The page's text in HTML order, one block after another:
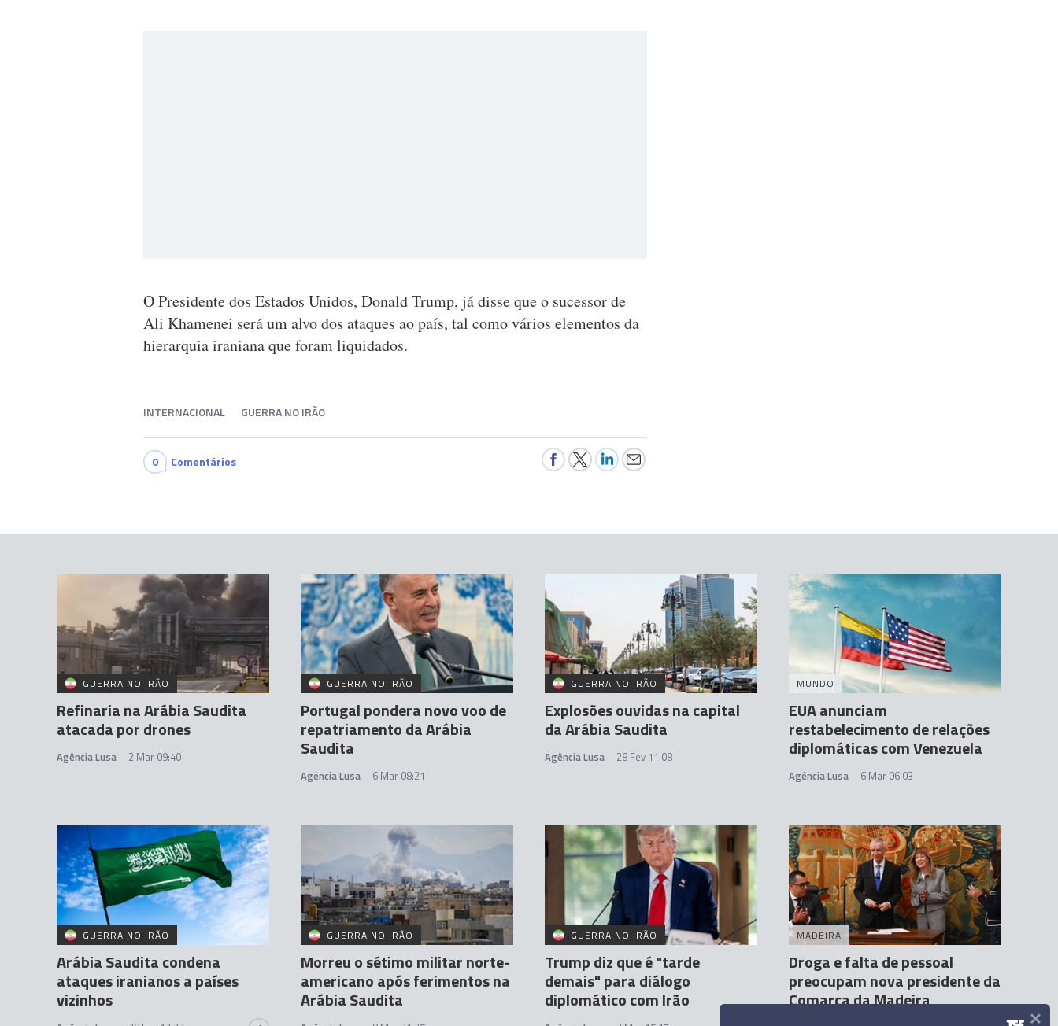
O Presidente dos Estados Unidos, Donald Trump, já disse que o sucessor de
Ali Khamenei será um alvo dos ataques ao país, tal como vários elementos da
hierarquia iraniana que foram liquidados.
INTERNACIONAL GUERRA NO IRÃO
0 Comentários
GUERRA NO IRÃO
Refinaria na Arábia Saudita
atacada por drones
Agência Lusa 2 Mar 09:40
GUERRA NO IRÃO
Portugal pondera novo voo de
repatriamento da Arábia
Saudita
Agência Lusa 6 Mar 08:21
GUERRA NO IRÃO
Explosões ouvidas na capital
da Arábia Saudita
Agência Lusa 28 Fev 11:08
MUNDO
EUA anunciam
restabelecimento de relações
diplomáticas com Venezuela
Agência Lusa 6 Mar 06:03
GUERRA NO IRÃO
Arábia Saudita condena
ataques iranianos a países
vizinhos
GUERRA NO IRÃO
Morreu o sétimo militar norte-
americano após ferimentos na
Arábia Saudita
GUERRA NO IRÃO
Trump diz que é "tarde
demais" para diálogo
diplomático com Irão
MADEIRA
Droga e falta de pessoal
preocupam nova presidente da
Comarca da Madeira ×